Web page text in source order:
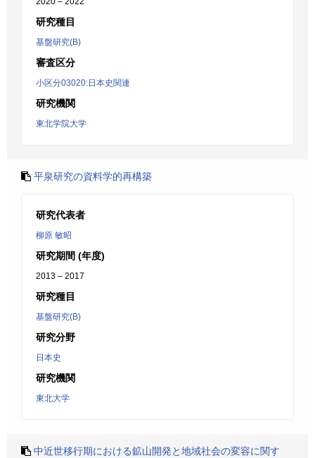
研究種目
基盤研究(B)
審査区分
小区分03020:日本史関連
研究機関
東北学院大学
平泉研究の資料学的再構築
研究代表者
柳原 敏昭
研究期間 (年度)
2013 – 2017
研究種目
基盤研究(B)
研究分野
日本史
研究機関
東北大学
中近世移行期における鉱山開発と地域社会の変容に関す